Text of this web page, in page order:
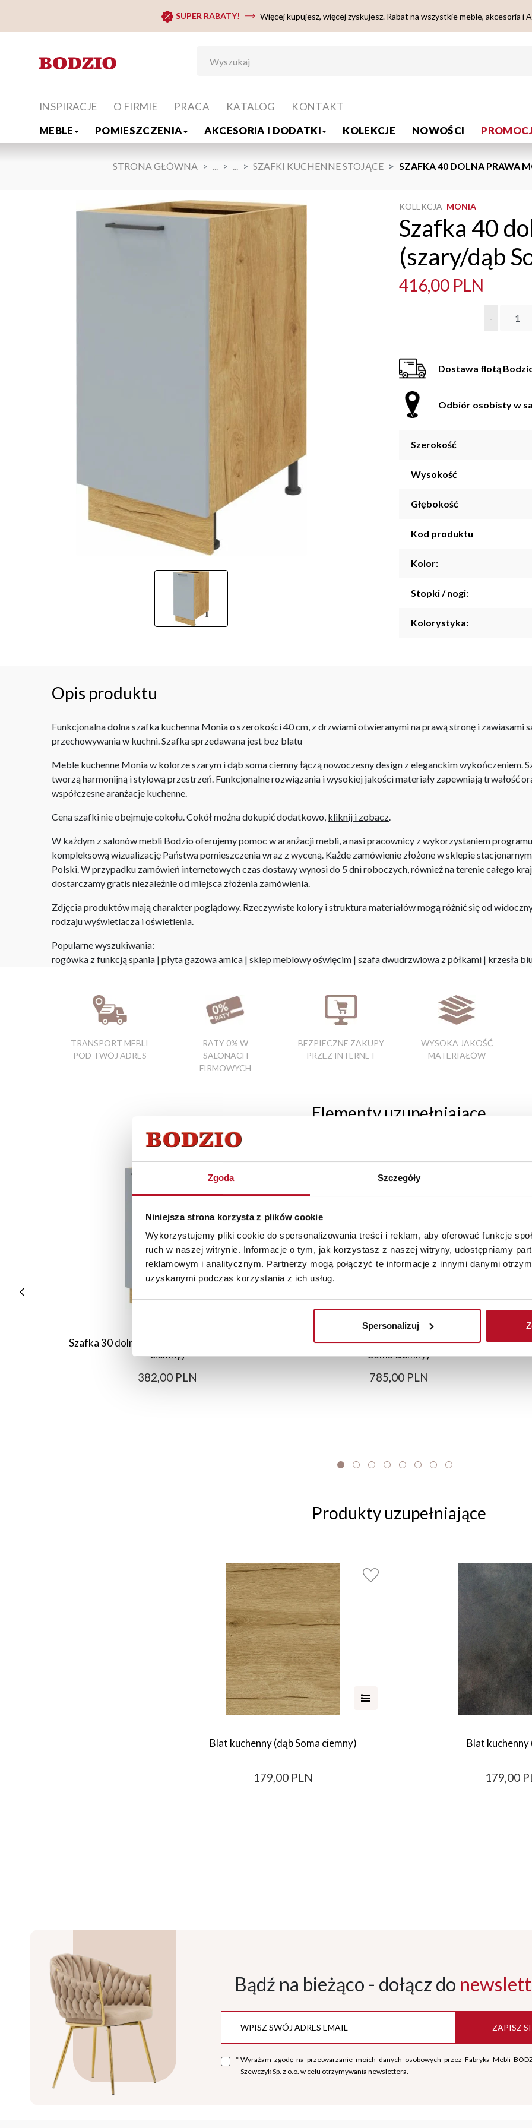
Zgoda Szczegóły
Niniejsza strona korzysta z plików cookie
Wykorzystujemy pliki cookie do spersonalizowania treści i reklam, aby oferować funkcje
ruch w naszej witrynie. Informacje o tym, jak korzystasz z naszej witryny, udostępniamy
reklamowym i analitycznym. Partnerzy mogą połączyć te informacje z innymi danymi
uzyskanymi podczas korzystania z ich usług.
Spersonalizuj
SUPER RABATY! Więcej kupujesz, więcej zyskujesz. Rabat na wszystkie meble, akcesoria i
MEBLE POMIESZCZENIA AKCESORIA I DODATKI KOLEKCJE NOWOŚCI
INSPIRACJE O FIRMIE PRACA KATALOG KONTAKT
STRONA GŁÓWNA ... ... SZAFKI KUCHENNE STOJĄCE SZAFKA 40 DOLNA PRAWA
KOLEKCJA MONIA
Szafka 40
(szary/dąb
416,00 PLN
-
Dostawa flotą
Odbiór osobisty w
Szerokość
Wysokość
Głębokość
Kod produktu
Kolor:
Stopki / nogi:
Kolorystyka:
Opis produktu
Funkcjonalna dolna szafka kuchenna Monia o szerokości 40 cm, z drzwiami otwieranymi na prawą stronę i zawiasami
przechowywania w kuchni. Szafka sprzedawana jest bez blatu
Meble kuchenne Monia w kolorze szarym i dąb soma ciemny łączą nowoczesny design z eleganckim wykończeniem.
tworzą harmonijną i stylową przestrzeń. Funkcjonalne rozwiązania i wysokiej jakości materiały zapewniają trwałość
współczesne aranżacje kuchenne.
Cena szafki nie obejmuje cokołu. Cokół można dokupić dodatkowo, kliknij i zobacz.
W każdym z salonów mebli Bodzio oferujemy pomoc w aranżacji mebli, a nasi pracownicy z wykorzystaniem
kompleksową wizualizację Państwa pomieszczenia wraz z wyceną. Każde zamówienie złożone w sklepie
Polski. W przypadku zamówień internetowych czas dostawy wynosi do 5 dni roboczych, również na terenie całego
dostarczamy gratis niezależnie od miejsca złożenia zamówienia.
Zdjęcia produktów mają charakter poglądowy. Rzeczywiste kolory i struktura materiałów mogą różnić się od
rodzaju wyświetlacza i oświetlenia.
Popularne wyszukiwania:
rogówka z funkcją spania | płyta gazowa amica | sklep meblowy oświęcim | szafa dwudrzwiowa z półkami | krzesła
TRANSPORT MEBLI
POD TWÓJ ADRES
RATY 0% W
SALONACH
FIRMOWYCH
BEZPIECZNE ZAKUPY
PRZEZ INTERNET
WYSOKA JAKOŚĆ
MATERIAŁÓW
Elementy uzupełniające
Szafka 30 dolna lewa Monia (szary/dąb Soma
ciemny)
382,00 PLN
Szafka 80 górna Monia 100cm (szary/dąb
Soma ciemny)
785,00 PLN
Produkty uzupełniające
Blat kuchenny (dąb Soma ciemny)
179,00 PLN
Blat
179,00
Bądź na bieżąco - dołącz do
ZAPISZ
* Wyrażam zgodę na przetwarzanie moich danych osobowych przez Fabryka Mebli
Szewczyk Sp. z o.o. w celu otrzymywania newslettera.